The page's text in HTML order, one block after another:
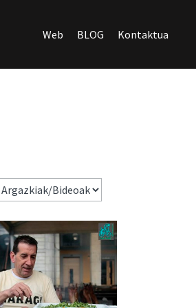
Web BLOG Kontaktua